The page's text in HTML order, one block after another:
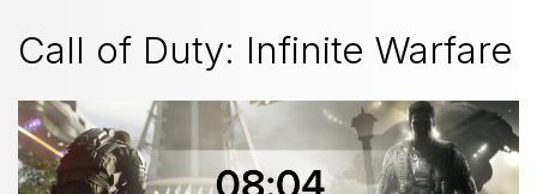
Call of Duty: Infinite Warfare